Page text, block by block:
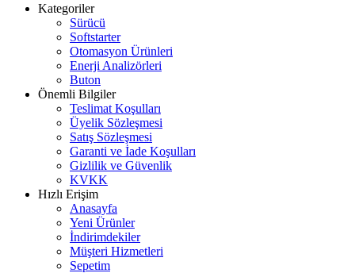
Kategoriler
Sürücü
Softstarter
Otomasyon Ürünleri
Enerji Analizörleri
Buton
Önemli Bilgiler
Teslimat Koşulları
Üyelik Sözleşmesi
Satış Sözleşmesi
Garanti ve İade Koşulları
Gizlilik ve Güvenlik
KVKK
Hızlı Erişim
Anasayfa
Yeni Ürünler
İndirimdekiler
Müşteri Hizmetleri
Sepetim